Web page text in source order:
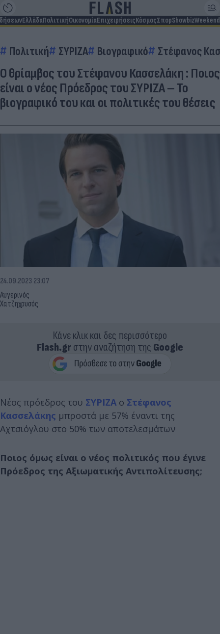
ΕλλάδαΠολιτικήΟικονομίαΕπιχειρήσειςΚόσμοςΣπορShowbizWeekend
Πολιτική ΣΥΡΙΖΑ Βιογραφικό Στέφανος
Ο θρίαμβος του Στέφανου Κασσελάκη : Ποιος
είναι ο νέος Πρόεδρος του ΣΥΡΙΖΑ – Το
βιογραφικό του και οι πολιτικές του θέσεις
Αυγερινός
Χατζηχρυσός
24.09.2023 23:07
Κάνε κλικ και δες περισσότερο
Flash.grστην αναζήτηση της Google
Νέος πρόεδρος του ΣΥΡΙΖΑ ο Στέφανος
Κασσελάκης μπροστά με 57% έναντι της
Αχτσιόγλου στο 50% των αποτελεσμάτων
Ποιος όμως είναι ο νέος πολιτικός που έγινε
Πρόεδρος της Αξιωματικής Αντιπολίτευσης;